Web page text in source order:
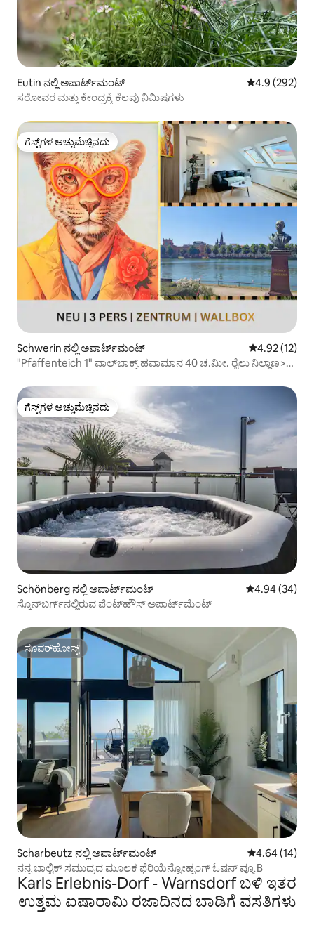
Eutin ನಲ್ಲಿ ಅಪಾರ್ಟ್‌ಮಂಟ್ 5 ರಲ್ಲಿ 4.9
4.9 (292)
ಸರೋವರ ಮತ್ತು ಕೇಂದ್ರಕ್ಕೆ ಕೆಲವು ನಿಮಿಷಗಳು
ಗೆಸ್ಟ್‌ಗಳ ಅಚ್ಚುಮೆಚ್ಚಿನದು
ಗೆಸ್ಟ್‌ಗಳ ಅಚ್ಚುಮೆಚ್ಚಿನದು
Schwerin ನಲ್ಲಿ ಅಪಾರ್ಟ್‌ಮಂಟ್ 5 ರಲ್ಲಿ 4.92
4.92 (12)
"Pfaffenteich 1" ವಾಲ್‌ಬಾಕ್ಸ್ ಹವಾಮಾನ 40 ಚ.ಮೀ. ರೈಲು ನಿಲ್ದಾಣ>3
ಗೆಸ್ಟ್‌ಗಳ ಅಚ್ಚುಮೆಚ್ಚಿನದು
ಗೆಸ್ಟ್‌ಗಳ ಅಚ್ಚುಮೆಚ್ಚಿನದು
Schönberg ನಲ್ಲಿ ಅಪಾರ್ಟ್‌ಮಂಟ್ 5 ರಲ್ಲಿ 4.94
4.94 (34)
ಸ್ಕೊನ್‌ಬರ್ಗ್‌ನಲ್ಲಿರುವ ಪೆಂಟ್‌ಹೌಸ್ ಅಪಾರ್ಟ್‌ಮೆಂಟ್
ಸೂಪರ್‌ಹೋಸ್ಟ್
ಸೂಪರ್‌ಹೋಸ್ಟ್
Scharbeutz ನಲ್ಲಿ ಅಪಾರ್ಟ್‌ಮಂಟ್ 5 ರಲ್ಲಿ 4.64
4.64 (14)
ನನ್ನ ಬಾಲ್ಟಿಕ್ ಸಮುದ್ರದ ಮೂಲಕ ಫೆರಿಯೆನ್ವೋಹ್ನಂಗ್ ಓಷನ್ ವ್ಯೂ B
Karls Erlebnis-Dorf - Warnsdorf ಬಳಿ ಇತರ
ಉತ್ತಮ ಐಷಾರಾಮಿ ರಜಾದಿನದ ಬಾಡಿಗೆ ವಸತಿಗಳು